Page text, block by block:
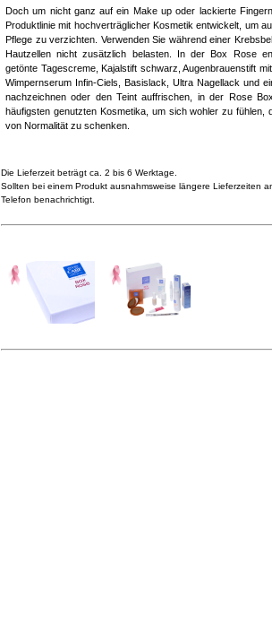
Doch um nicht ganz auf ein Make up oder lackierte
Produktlinie mit hochverträglicher Kosmetik entwickelt, um
Pflege zu verzichten. Verwenden Sie während einer
Hautzellen nicht zusätzlich belasten. In der Box Rose
getönte Tagescreme, Kajalstift schwarz, Augenbrauenstift
Wimpernserum Infin-Ciels, Basislack, Ultra Nagellack und
nachzeichnen oder den Teint auffrischen, in der Rose
häufigsten genutzten Kosmetika, um sich wohler zu fühlen,
von Normalität zu schenken.
Die Lieferzeit beträgt ca. 2 bis 6 Werktage.
Sollten bei einem Produkt ausnahmsweise längere Lieferzeiten
Telefon benachrichtigt.